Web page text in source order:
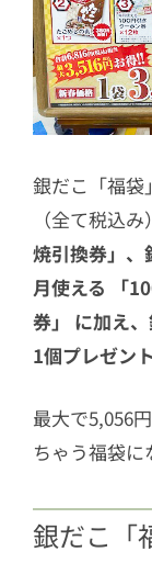
銀だこ「福袋
（全て税込
焼引換券」、
月使える 「
券」 に加え
1個プレゼン
最大で5,056
ちゃう福袋に
銀だこ「